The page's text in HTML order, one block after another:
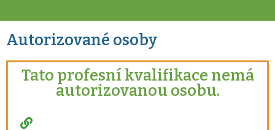
Autorizované osoby
Tato profesní kvalifikace nemá
autorizovanou osobu.